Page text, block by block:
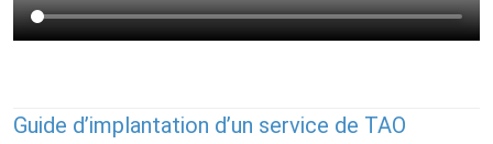
Guide d’implantation d’un service de TAO